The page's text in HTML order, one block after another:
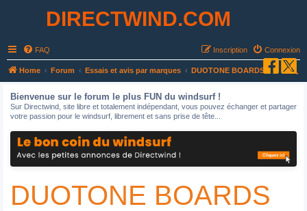
DIRECTWIND.COM
FAQ Connexion
Inscription
Home Forum Essais et avis par marques DUOTONE BOARDS
Bienvenue sur le forum le plus FUN du windsurf !
Sur Directwind, site libre et totalement indépendant, vous pouvez échanger et partager
votre passion pour le windsurf, librement et sans prise de tête...
DUOTONE BOARDS